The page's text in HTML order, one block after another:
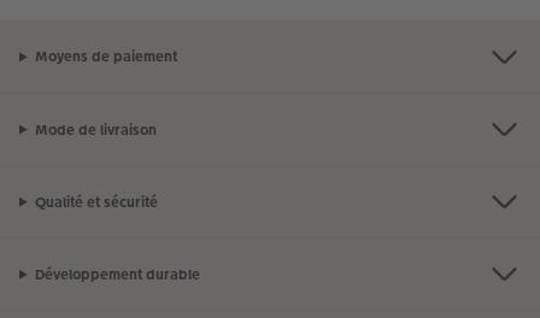
Moyens de paiement
Mode de livraison
Qualité et sécurité
Développement durable